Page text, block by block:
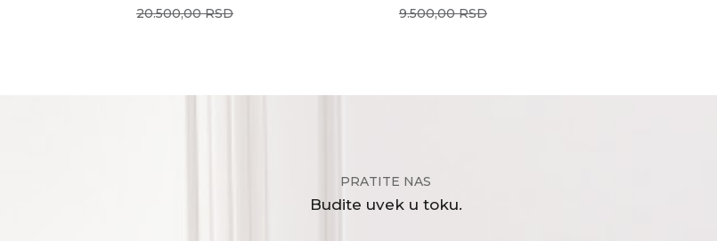
20.500,00RSD 9.500,00RSD
PRATITE NAS
Budite uvek u toku.